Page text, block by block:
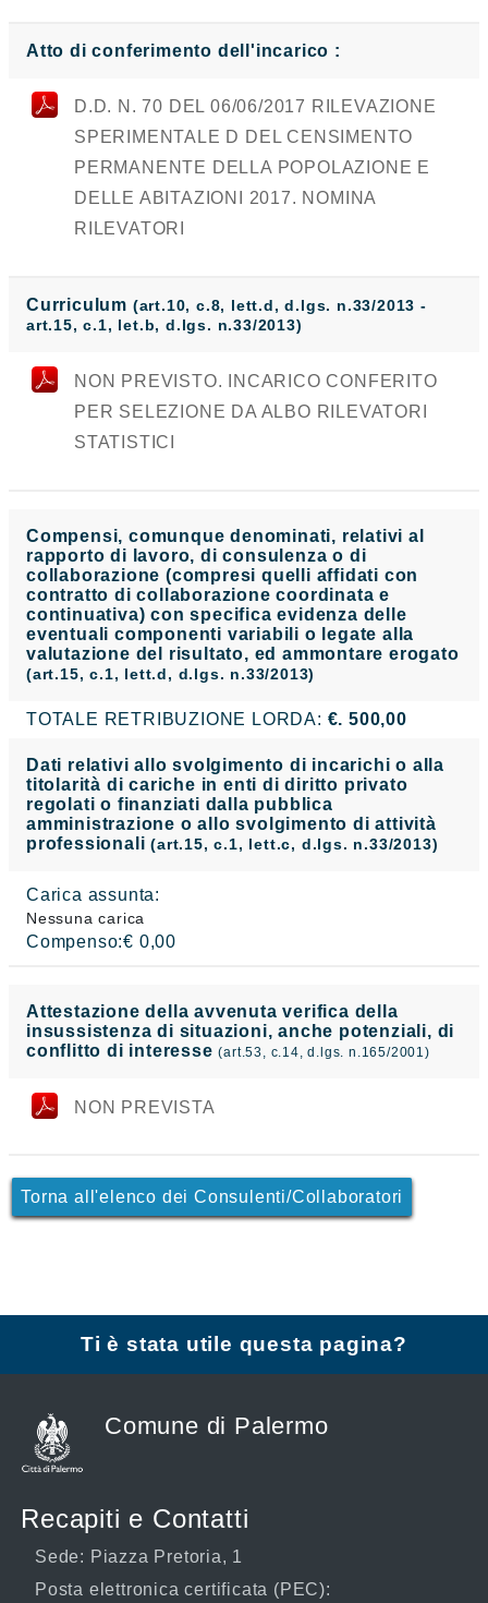
Atto di conferimento dell'incarico :
D.D. N. 70 DEL 06/06/2017 RILEVAZIONE
SPERIMENTALE D DEL CENSIMENTO
PERMANENTE DELLA POPOLAZIONE E
DELLE ABITAZIONI 2017. NOMINA
RILEVATORI
Curriculum (art.10, c.8, lett.d, d.lgs. n.33/2013 -
art.15, c.1, let.b, d.lgs. n.33/2013)
NON PREVISTO. INCARICO CONFERITO
PER SELEZIONE DA ALBO RILEVATORI
STATISTICI
Compensi, comunque denominati, relativi al
rapporto di lavoro, di consulenza o di
collaborazione (compresi quelli affidati con
contratto di collaborazione coordinata e
continuativa) con specifica evidenza delle
eventuali componenti variabili o legate alla
valutazione del risultato, ed ammontare erogato
(art.15, c.1, lett.d, d.lgs. n.33/2013)
TOTALE RETRIBUZIONE LORDA: €. 500,00
Dati relativi allo svolgimento di incarichi o alla
titolarità di cariche in enti di diritto privato
regolati o finanziati dalla pubblica
amministrazione o allo svolgimento di attività
professionali(art.15, c.1, lett.c, d.lgs. n.33/2013)
Carica assunta:
Nessuna carica
Compenso:€ 0,00
Attestazione della avvenuta verifica della
insussistenza di situazioni, anche potenziali, di
conflitto di interesse(art.53, c.14, d.lgs. n.165/2001)
NON PREVISTA
Torna all'elenco dei Consulenti/Collaboratori
Ti è stata utile questa pagina?
Comune di Palermo
Recapiti e Contatti
Sede: Piazza Pretoria, 1
Posta elettronica certificata (PEC):